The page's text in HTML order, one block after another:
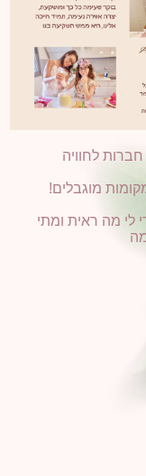
לחוויה
מוגבלים!
לי מה ראית ומתי